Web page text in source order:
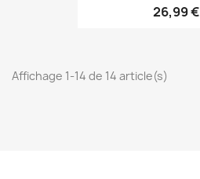
26,99 €
Affichage 1-14 de 14 article(s)